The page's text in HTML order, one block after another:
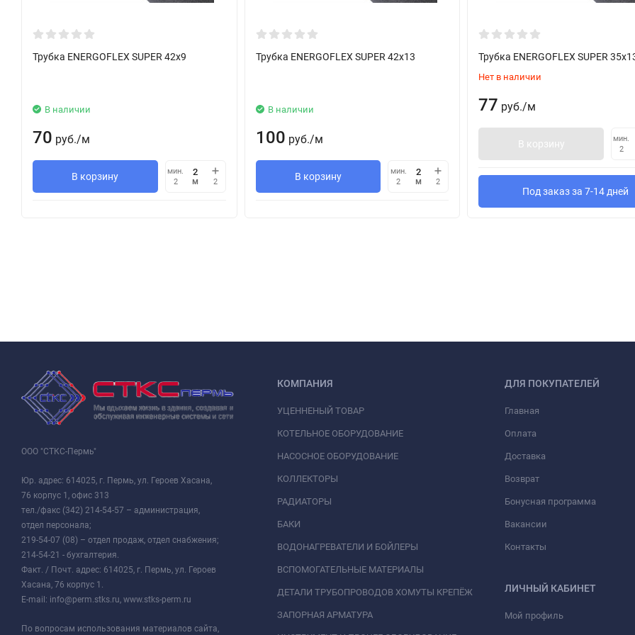
Трубка ENERGOFLEX SUPER 42х9
В наличии
70 руб./м
В корзину
мин.
2
м 2
Трубка ENERGOFLEX SUPER 42х13
В наличии
100 руб./м
В корзину
мин.
2
м 2
Трубка ENERGOFLEX SUPER
Нет в наличии
77 руб./м
В корзину
мин.
2
Под заказ за 7-14 дней
ООО "СТКС-Пермь"
Юр. адрес: 614025, г. Пермь, ул. Героев Хасана,
76 корпус 1, офис 313
тел./факс (342) 214-54-57 – администрация,
отдел персонала;
219-54-07 (08) – отдел продаж, отдел снабжения;
214-54-21 - бухгалтерия.
Факт. / Почт. адрес: 614025, г. Пермь, ул. Героев
Хасана, 76 корпус 1.
E-mail: info@perm.stks.ru, www.stks-perm.ru
По вопросам использования материалов сайта,
КОМПАНИЯ
УЦЕННЕНЫЙ ТОВАР
КОТЕЛЬНОЕ ОБОРУДОВАНИЕ
НАСОСНОЕ ОБОРУДОВАНИЕ
КОЛЛЕКТОРЫ
РАДИАТОРЫ
БАКИ
ВОДОНАГРЕВАТЕЛИ И БОЙЛЕРЫ
ВСПОМОГАТЕЛЬНЫЕ МАТЕРИАЛЫ
ДЕТАЛИ ТРУБОПРОВОДОВ ХОМУТЫ КРЕПЁЖ
ЗАПОРНАЯ АРМАТУРА
ДЛЯ ПОКУПАТЕЛЕЙ
Главная
Оплата
Доставка
Возврат
Бонусная программа
Вакансии
Контакты
ЛИЧНЫЙ КАБИНЕТ
Мой профиль